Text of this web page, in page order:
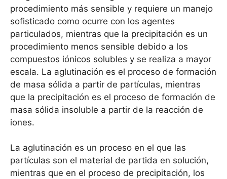
procedimiento más sensible y requiere un manejo
sofisticado como ocurre con los agentes
particulados, mientras que la precipitación es un
procedimiento menos sensible debido a los
compuestos iónicos solubles y se realiza a mayor
escala. La aglutinación es el proceso de formación
de masa sólida a partir de partículas, mientras
que la precipitación es el proceso de formación de
masa sólida insoluble a partir de la reacción de
iones.
La aglutinación es un proceso en el que las
partículas son el material de partida en solución,
mientras que en el proceso de precipitación, los